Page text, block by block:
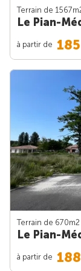
Terrain de 1567m
Le Pian-
à partir de
Terrain de 670m2
Le Pian-
à partir de